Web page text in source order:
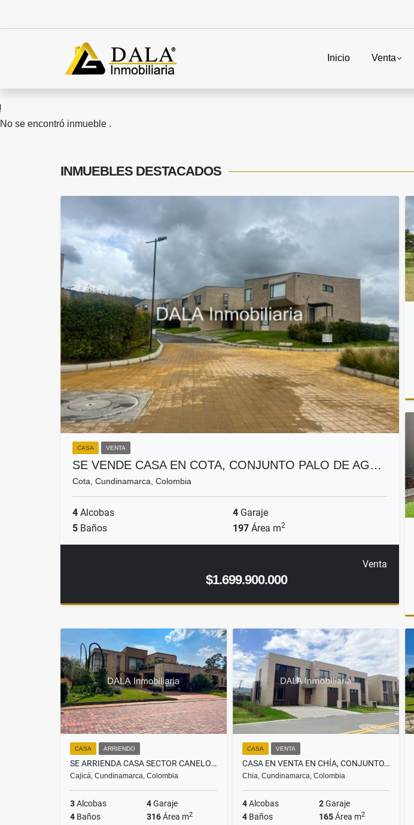
Inicio Venta
No se encontró inmueble .
INMUEBLES DESTACADOS
CASA VENTA
SE VENDE CASA EN COTA, CONJUNTO PALO DE AG…
Cota, Cundinamarca, Colombia
4 Alcobas 4 Garaje
5 Baños 197 Área m2
Venta
$1.699.900.000
CASA ARRIENDO
SE ARRIENDA CASA SECTOR CANELON EN CAJICA
Cajicá, Cundinamarca, Colombia
3Alcobas 4Garaje
4 Baños 316Área m2
CASA VENTA
CASA EN VENTA EN CHÍA, CONJUNTO, HACIENDA SAMARIA, INMOBILIARIAS CHÍA
Chia, Cundinamarca, Colombia
4Alcobas 2Garaje
4 Baños 165Área m2